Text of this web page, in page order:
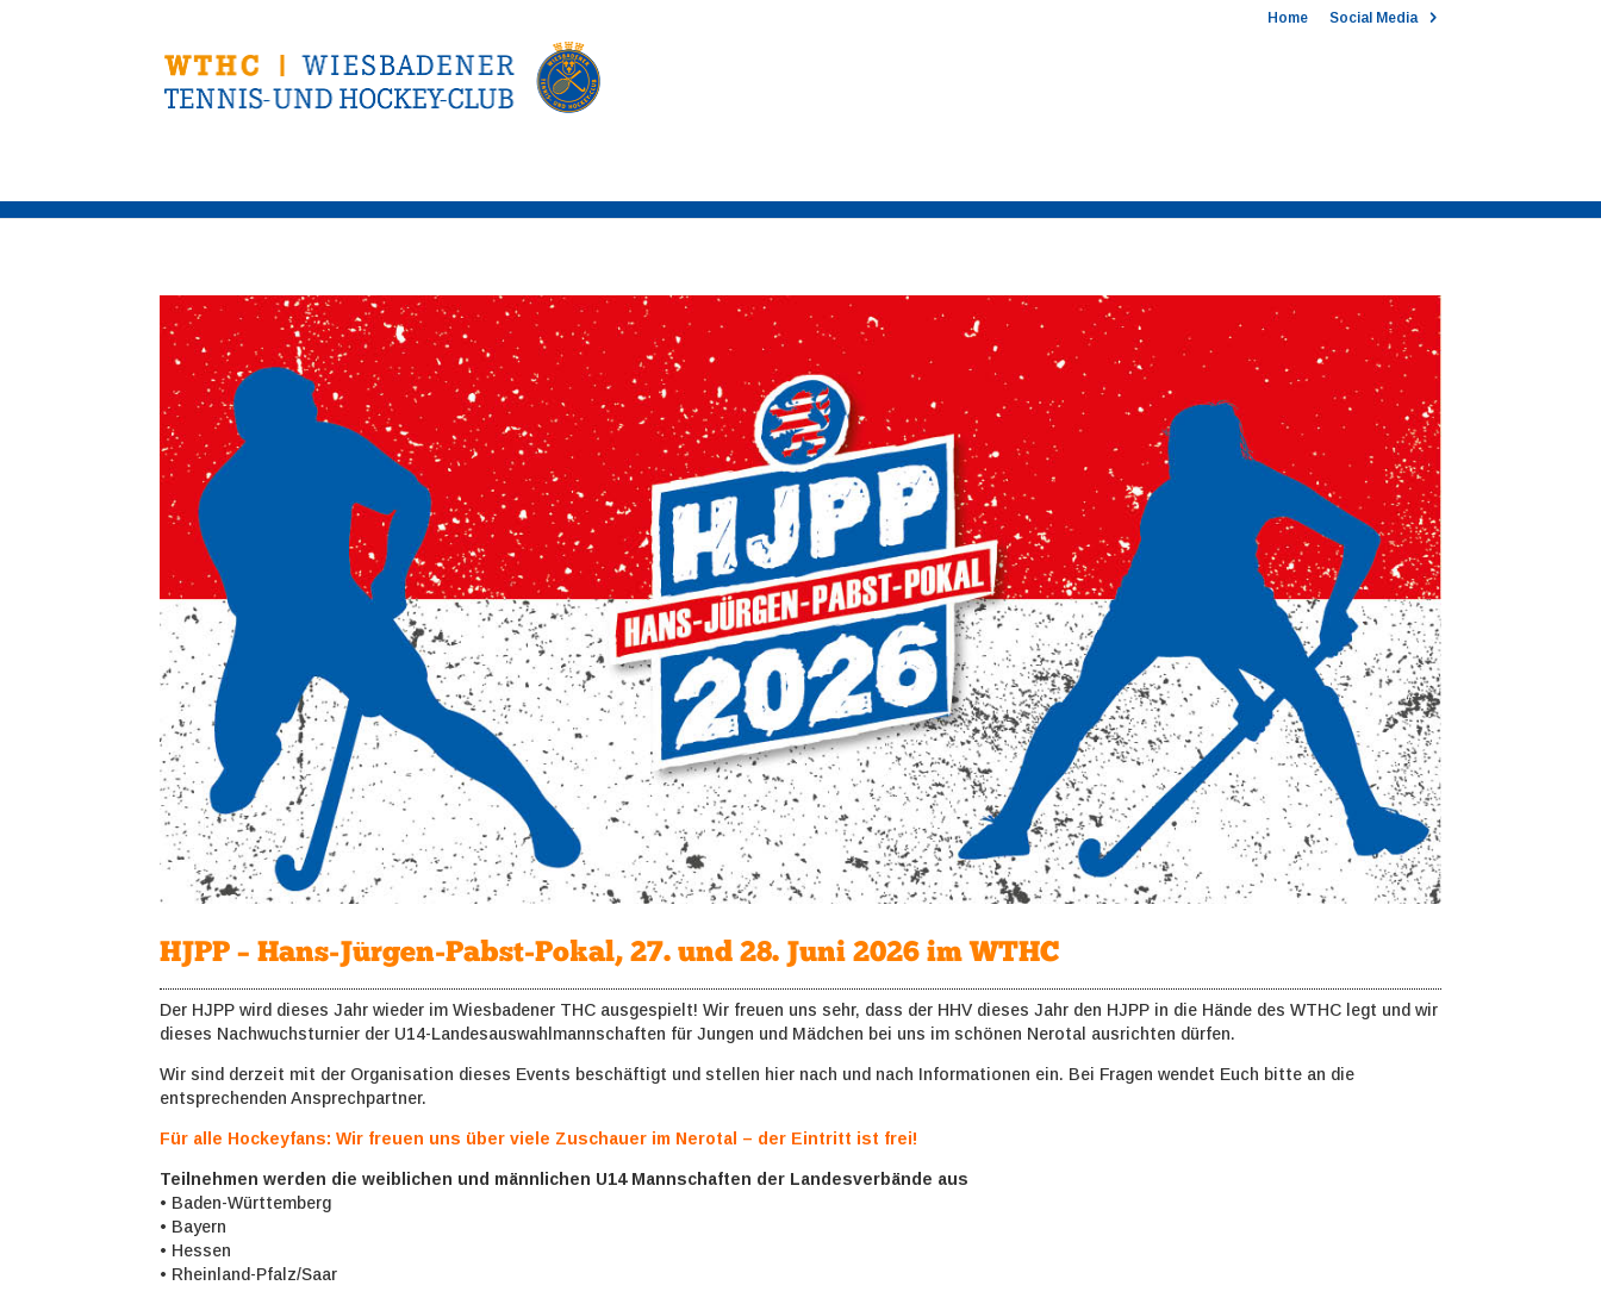
Home Social Media
HJPP – Hans-Jürgen-Pabst-Pokal, 27. und 28. Juni 2026 im WTHC
Der HJPP wird dieses Jahr wieder im Wiesbadener THC ausgespielt! Wir freuen uns sehr, dass der HHV dieses Jahr den HJPP in die Hände des WTHC legt und wir
dieses Nachwuchsturnier der U14-Landesauswahlmannschaften für Jungen und Mädchen bei uns im schönen Nerotal ausrichten dürfen.
Wir sind derzeit mit der Organisation dieses Events beschäftigt und stellen hier nach und nach Informationen ein. Bei Fragen wendet Euch bitte an die
entsprechenden Ansprechpartner.
Für alle Hockeyfans: Wir freuen uns über viele Zuschauer im Nerotal – der Eintritt ist frei!
Teilnehmen werden die weiblichen und männlichen U14 Mannschaften der Landesverbände aus
• Baden-Württemberg
• Bayern
• Hessen
• Rheinland-Pfalz/Saar